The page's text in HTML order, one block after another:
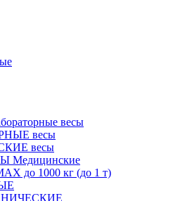
весы
весы
весы
Медицинские
до 1000 кг (до 1 т)